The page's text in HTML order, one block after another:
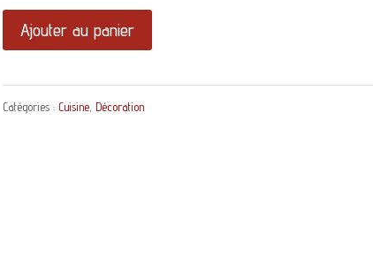
quantité
de
Pot
Ajouter au panier
Catégories : Cuisine, Décoration